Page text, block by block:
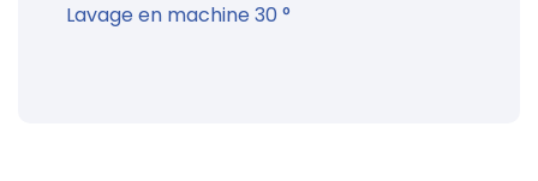
Lavage en machine 30 °